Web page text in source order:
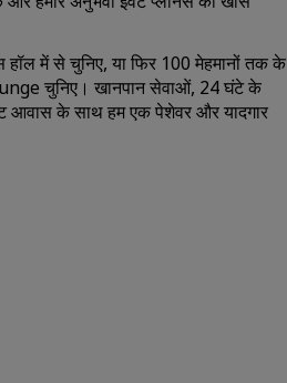
में से चुनिए, या फिर 100 मेहमानों तक के
चुनिए। खानपान सेवाओं, 24 घंटे के
आवास के साथ हम एक पेशेवर और यादगार